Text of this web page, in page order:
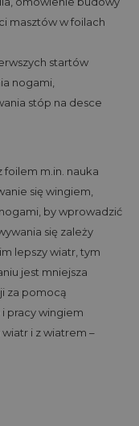
masztów w foilach
startów
nogami,
stóp na desce
foilem m.in. nauka
się wingiem,
by wprowadzić
się zależy
lepszy wiatr, tym
jest mniejsza
za pomocą
i pracy wingiem
i z wiatrem –